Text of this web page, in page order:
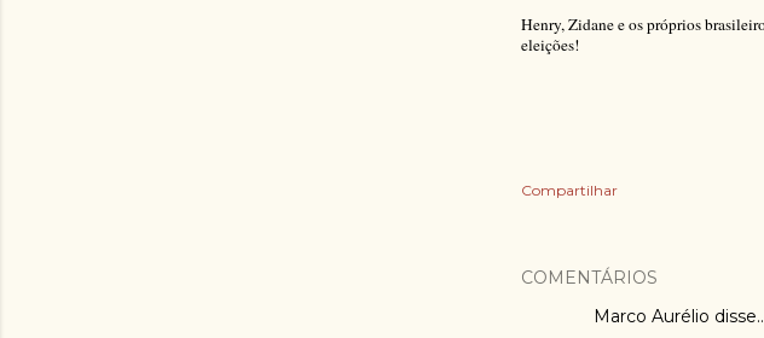
Henry, Zidane e os próprios
eleições!
Compartilhar
COMENTÁRIOS
Marco Aurélio